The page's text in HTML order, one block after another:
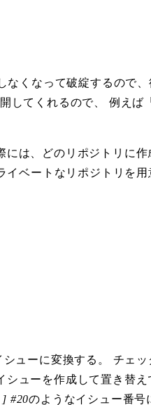
なくなって破綻するので、
してくれるので、 例えば
は、どのリポジトリに作
ベートなリポジトリを用
ューに変換する。 チェッ
ューを作成して置き替え
#20のようなイシュー番号